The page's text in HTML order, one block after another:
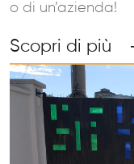
o di un’azienda!
Scopri di più